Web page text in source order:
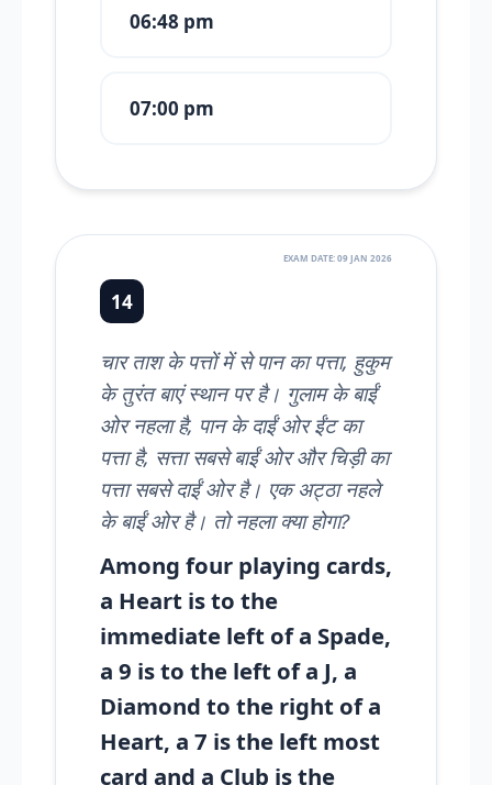
06:48 pm
07:00 pm
EXAM DATE: 09 JAN 2026
14
चार ताश के पत्तों में से पान का पत्ता, हुकुम
के तुरंत बाएं स्थान पर है। गुलाम के बाईं
ओर नहला है, पान के दाईं ओर ईंट का
पत्ता है, सत्ता सबसे बाईं ओर और चिड़ी का
पत्ता सबसे दाईं ओर है। एक अट्ठा नहले
के बाईं ओर है। तो नहला क्या होगा?
Among four playing cards,
a Heart is to the
immediate left of a Spade,
a 9 is to the left of a J, a
Diamond to the right of a
Heart, a 7 is the left most
card and a Club is the